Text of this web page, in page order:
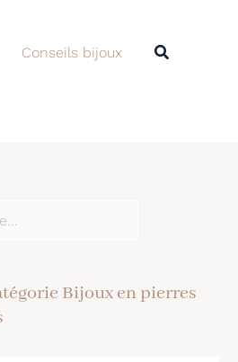
Conseils bijoux
Bijoux en pierres